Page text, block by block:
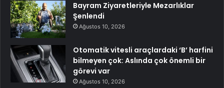
Bayram Ziyaretleriyle Mezarlıklar
Şenlendi
Ağustos 10, 2026
Otomatik vitesli araçlardaki ‘B’ harfini
bilmeyen çok: Aslında çok önemli bir
görevi var
Ağustos 10, 2026